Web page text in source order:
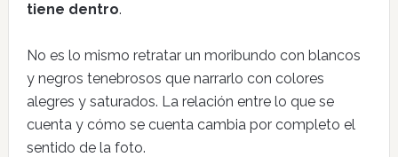
tiene dentro.
No es lo mismo retratar un moribundo con blancos
y negros tenebrosos que narrarlo con colores
alegres y saturados. La relación entre lo que se
cuenta y cómo se cuenta cambia por completo el
sentido de la foto.